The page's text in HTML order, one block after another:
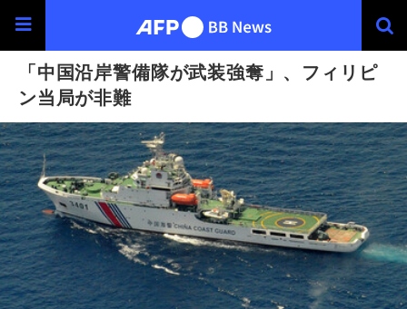
「中国沿岸警備隊が武装強奪」、フィリピ
ン当局が非難